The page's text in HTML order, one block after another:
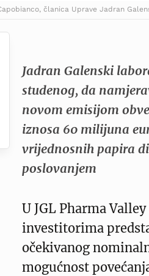
članica Uprave Jadran
Jadran Galenski
studenog, da
novom emisijom
iznosa 60 milijuna
vrijednosnih papira
poslovanjem
U JGL Pharma
investitorima
očekivanog
mogućnost